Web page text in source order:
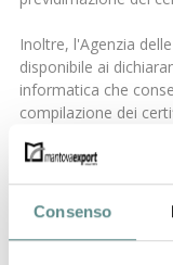
Consenso
Inoltre, l'Agenzia
disponibile ai
informatica che
compilazione dei
necessari per la
sarà resa operativa,